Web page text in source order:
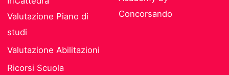
Valutazione Piano di
studi
Valutazione Abilitazioni
Ricorsi Scuola
Concorsando